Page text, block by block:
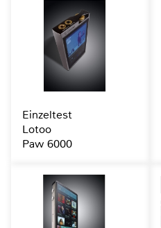
Einzeltest
Lotoo
Paw 6000